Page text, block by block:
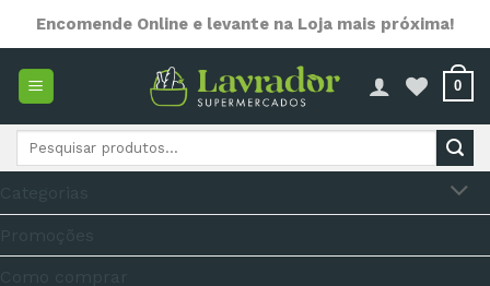
content
Encomende Online e levante na Loja mais próxima!
0
Pesquisar